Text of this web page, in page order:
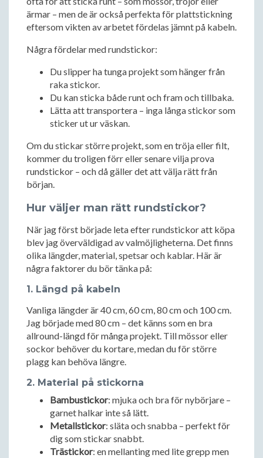
ärmar – men de är också perfekta för plattstickning
eftersom vikten av arbetet fördelas jämnt på kabeln.
Några fördelar med rundstickor:
Du slipper ha tunga projekt som hänger från
raka stickor.
Du kan sticka både runt och fram och tillbaka.
Lätta att transportera – inga långa stickor som
sticker ut ur väskan.
Om du stickar större projekt, som en tröja eller filt,
kommer du troligen förr eller senare vilja prova
rundstickor – och då gäller det att välja rätt från
början.
Hur väljer man rätt rundstickor?
När jag först började leta efter rundstickor att köpa
blev jag överväldigad av valmöjligheterna. Det finns
olika längder, material, spetsar och kablar. Här är
några faktorer du bör tänka på:
1. Längd på kabeln
Vanliga längder är 40 cm, 60 cm, 80 cm och 100 cm.
Jag började med 80 cm – det känns som en bra
allround-längd för många projekt. Till mössor eller
sockor behöver du kortare, medan du för större
plagg kan behöva längre.
2. Material på stickorna
Bambustickor: mjuka och bra för nybörjare –
garnet halkar inte så lätt.
Metallstickor: släta och snabba – perfekt för
dig som stickar snabbt.
Trästickor: en mellanting med lite grepp men